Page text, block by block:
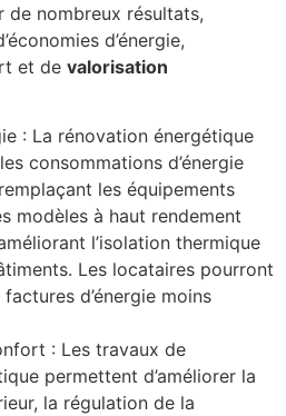
de nombreux résultats,
d’énergie,
et de valorisation
: La rénovation énergétique
consommations d’énergie
les équipements
modèles à haut rendement
l’isolation thermique
Les locataires pourront
d’énergie moins
: Les travaux de
permettent d’améliorer la
la régulation de la